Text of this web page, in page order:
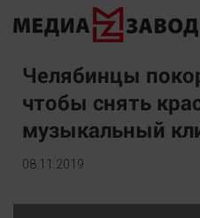
Новости
Экономика
Происшествия
Общество
Челябинцы
чтобы снять
музыкальный
08.11.2019